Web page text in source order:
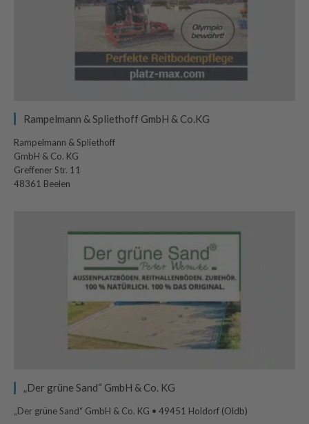
Rampelmann & Spliethoff GmbH & Co.KG
Rampelmann & Spliethoff
GmbH & Co. KG
Greffener Str. 11
48361 Beelen
„Der grüne Sand“ GmbH & Co. KG
„Der grüne Sand“ GmbH & Co. KG • 49451 Holdorf (Oldb)